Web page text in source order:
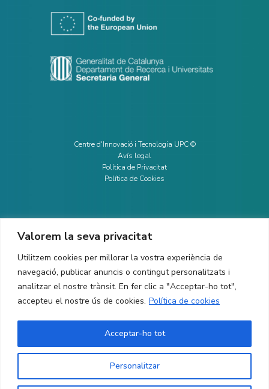
Valorem la seva privacitat
Utilitzem cookies per millorar la vostra experiència de
navegació, publicar anuncis o contingut personalitzats i
analitzar el nostre trànsit. En fer clic a "Acceptar-ho tot",
accepteu el nostre ús de cookies. Política de cookies
Personalitzar
Acceptar-ho tot
Centre d'Innovació i Tecnologia UPC ©
Avís legal
Política de Privacitat
Política de Cookies
CONTACTE
Ed. K2M (Planta 1, Oficina 106)
C/ Jordi Girona 1-3
08034 Barcelona (Espanya)
+34 93 405 44 03